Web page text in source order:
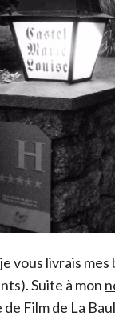
vous livrais
Suite à mon
Film de La